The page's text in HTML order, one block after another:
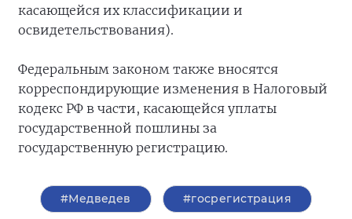
касающейся их классификации и
освидетельствования).
Федеральным законом также вносятся
корреспондирующие изменения в Налоговый
кодекс РФ в части, касающейся уплаты
государственной пошлины за
государственную регистрацию.
#Медведев #госрегистрация